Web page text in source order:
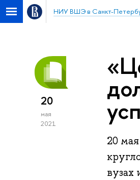
НИУ ВШЭ в Санкт-
20
мая
2021
20
вузах